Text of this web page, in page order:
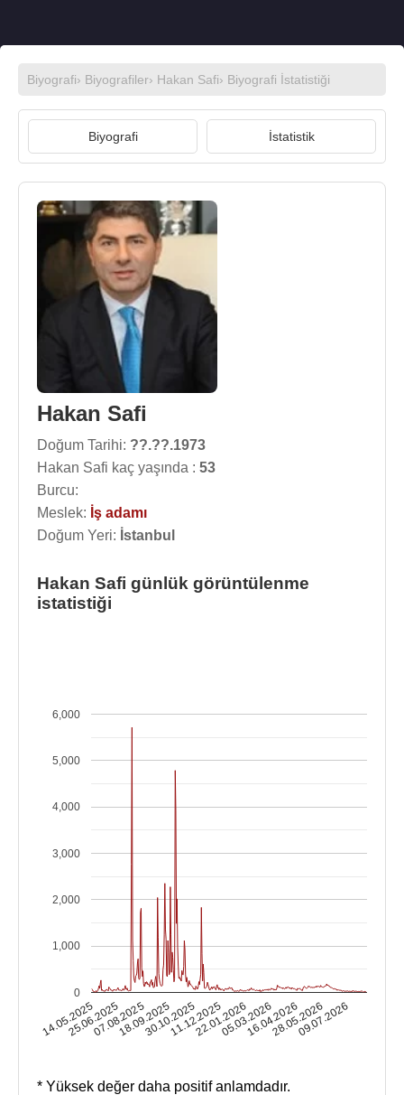
Biyografi› Biyografiler› Hakan Safi› Biyografi İstatistiği
Biyografi İstatistik
Hakan Safi
Doğum Tarihi: ??.??.1973
Hakan Safi kaç yaşında : 53
Burcu:
Meslek: İş adamı
Doğum Yeri: İstanbul
Hakan Safi günlük görüntülenme
istatistiği
14.05.2025
25.06.2025
07.08.2025
18.09.2025
30.10.2025
11.12.2025
22.01.2026
05.03.2026
16.04.2026
28.05.2026
09.07.2026
0
1,000
2,000
3,000
4,000
5,000
6,000
* Yüksek değer daha positif anlamdadır.